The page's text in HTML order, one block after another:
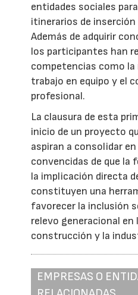
entidades sociales
itinerarios de inserción
Además de adquirir
los participantes han
competencias como la
trabajo en equipo y el
profesional.
La clausura de esta
inicio de un proyecto
aspiran a consolidar
convencidas de que la
la implicación directa
constituyen una
favorecer la inclusión
relevo generacional
construcción y la
EMPRESAS O